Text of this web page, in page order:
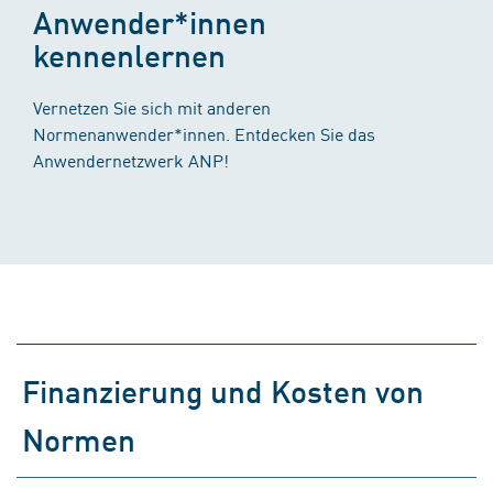
Anwender*innen
kennenlernen
Vernetzen Sie sich mit anderen
Normenanwender*innen. Entdecken Sie das
Anwendernetzwerk ANP!
Finanzierung und Kosten von
Normen